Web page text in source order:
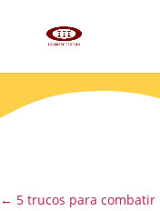
← 5 trucos para combatir